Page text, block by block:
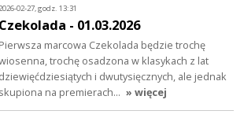
02-27, godz. 13:31
Czekolada - 01.03.2026
Pierwsza marcowa Czekolada będzie trochę
trochę osadzona w klasykach z lat
dziewięćdziesiątych i dwutysięcznych, ale jednak
skupiona na premierach… » więcej